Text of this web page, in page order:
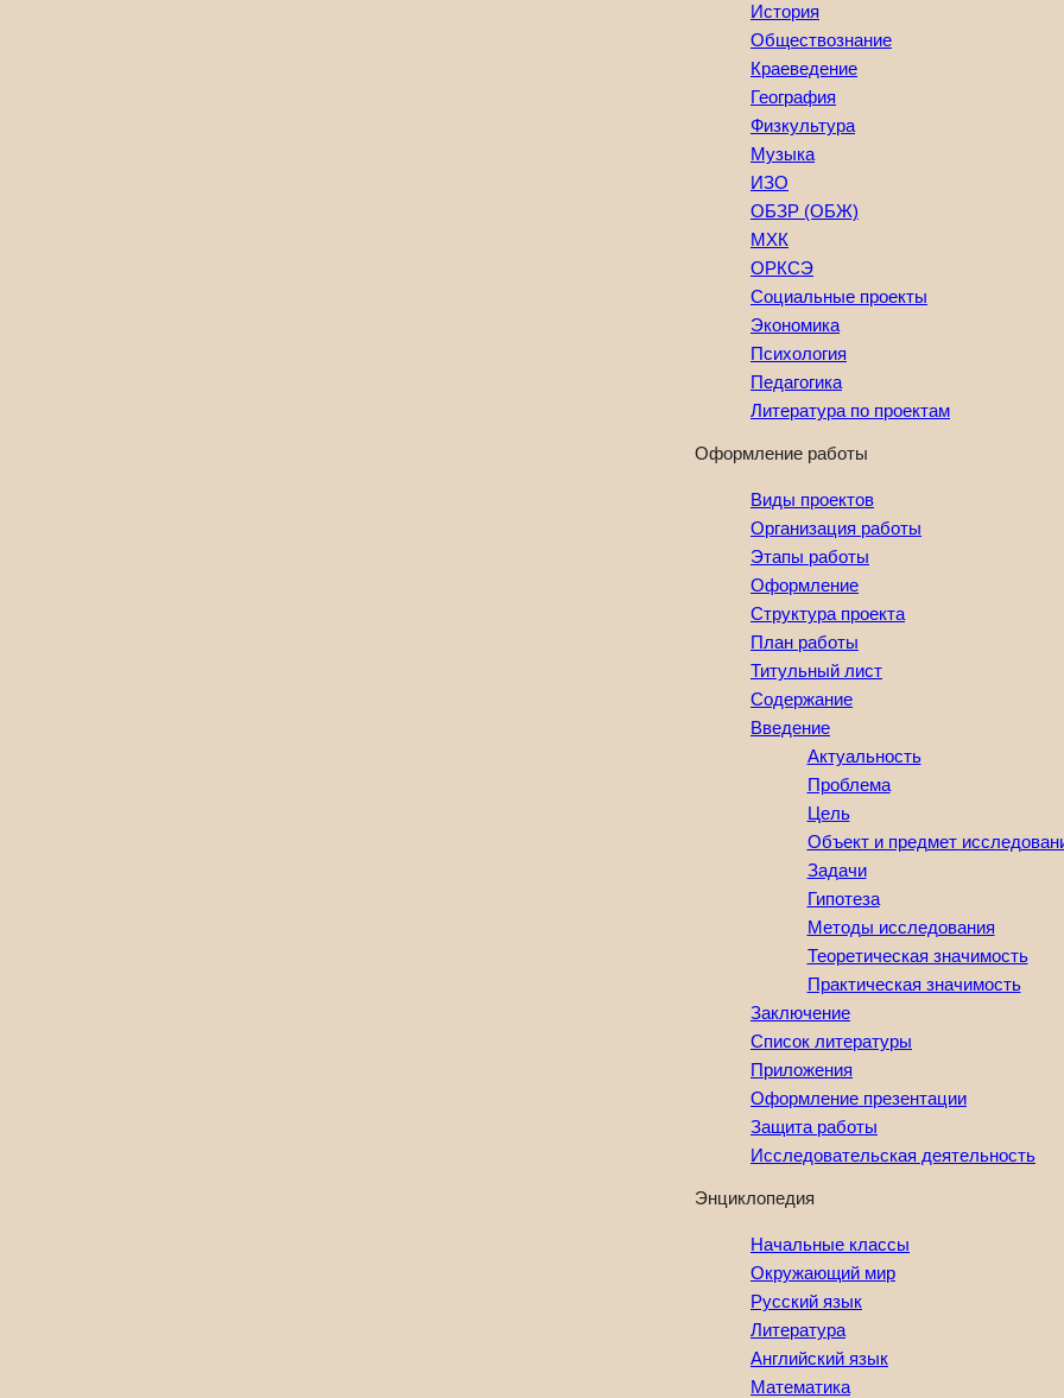
История
Обществознание
Краеведение
География
Физкультура
Музыка
ИЗО
ОБЗР (ОБЖ)
МХК
ОРКСЭ
Социальные проекты
Экономика
Психология
Педагогика
Литература по проектам
Оформление работы
Виды проектов
Организация работы
Этапы работы
Оформление
Структура проекта
План работы
Титульный лист
Содержание
Введение
Актуальность
Проблема
Цель
Объект и предмет
Задачи
Гипотеза
Методы исследования
Теоретическая значимость
Практическая значимость
Заключение
Список литературы
Приложения
Оформление презентации
Защита работы
Исследовательская деятельность
Энциклопедия
Начальные классы
Окружающий мир
Русский язык
Литература
Английский язык
Математика